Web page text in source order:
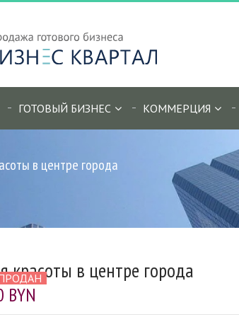
ГОТОВЫЙ БИЗНЕС КОММЕРЦИЯ
в центре города
красоты в центре города
BYN